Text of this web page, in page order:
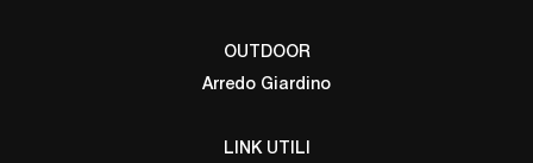
OUTDOOR
Arredo Giardino
LINK UTILI